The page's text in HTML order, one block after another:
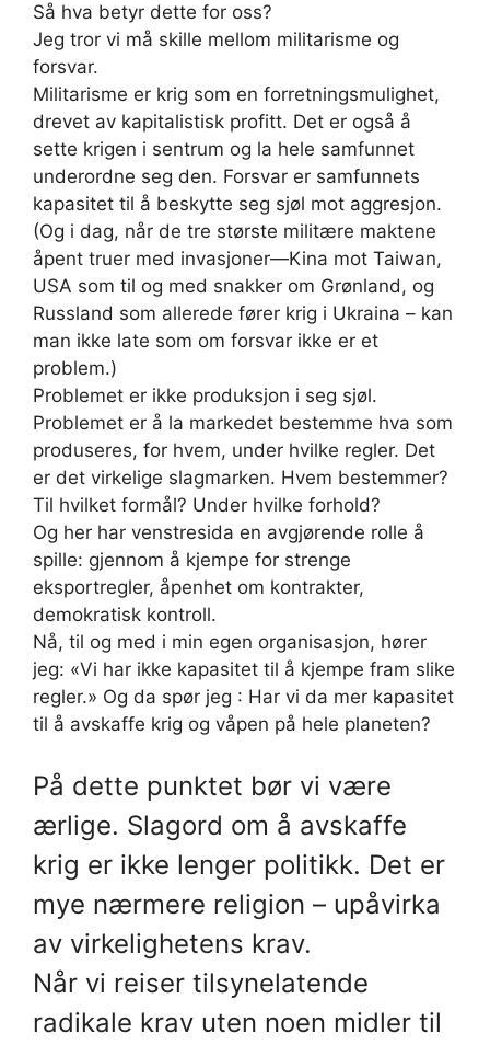
Så hva betyr dette for oss?
Jeg tror vi må skille mellom militarisme og
forsvar.
Militarisme er krig som en forretningsmulighet,
drevet av kapitalistisk profitt. Det er også å
sette krigen i sentrum og la hele samfunnet
underordne seg den. Forsvar er samfunnets
kapasitet til å beskytte seg sjøl mot aggresjon.
(Og i dag, når de tre største militære maktene
åpent truer med invasjoner—Kina mot Taiwan,
USA som til og med snakker om Grønland, og
Russland som allerede fører krig i Ukraina – kan
man ikke late som om forsvar ikke er et
problem.)
Problemet er ikke produksjon i seg sjøl.
Problemet er å la markedet bestemme hva som
produseres, for hvem, under hvilke regler. Det
er det virkelige slagmarken. Hvem bestemmer?
Til hvilket formål? Under hvilke forhold?
Og her har venstresida en avgjørende rolle å
spille: gjennom å kjempe for strenge
eksportregler, åpenhet om kontrakter,
demokratisk kontroll.
Nå, til og med i min egen organisasjon, hører
jeg: «Vi har ikke kapasitet til å kjempe fram slike
regler.» Og da spør jeg : Har vi da mer kapasitet
til å avskaffe krig og våpen på hele planeten?
På dette punktet bør vi være
ærlige. Slagord om å avskaffe
krig er ikke lenger politikk. Det er
mye nærmere religion – upåvirka
av virkelighetens krav.
Når vi reiser tilsynelatende
radikale krav uten noen midler til